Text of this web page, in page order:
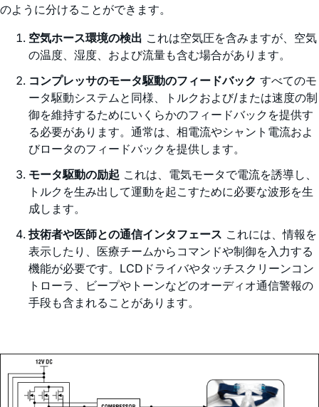
のように分けることができます。
空気ホース環境の検出 これは空気圧を含みますが、空気
の温度、湿度、および流量も含む場合があります。
コンプレッサのモータ駆動のフィードバック すべてのモ
ータ駆動システムと同様、トルクおよび/または速度の制
御を維持するためにいくらかのフィードバックを提供す
る必要があります。通常は、相電流やシャント電流およ
びロータのフィードバックを提供します。
モータ駆動の励起 これは、電気モータで電流を誘導し、
トルクを生み出して運動を起こすために必要な波形を生
成します。
技術者や医師との通信インタフェース これには、情報を
表示したり、医療チームからコマンドや制御を入力する
機能が必要です。LCDドライバやタッチスクリーンコン
トローラ、ビープやトーンなどのオーディオ通信警報の
手段も含まれることがあります。